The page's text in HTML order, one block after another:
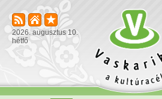
2026. augusztus 10.
hétfő